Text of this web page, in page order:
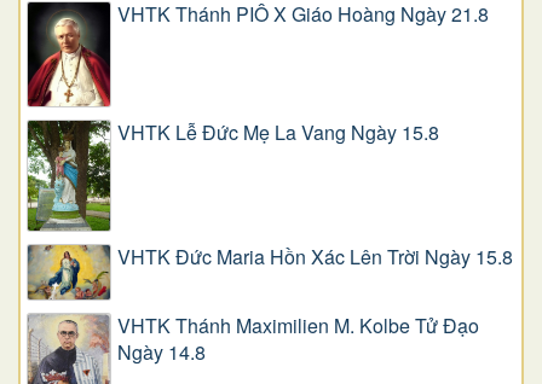
VHTK Thánh PIÔ X Giáo Hoàng Ngày 21.8
VHTK Lễ Đức Mẹ La Vang Ngày 15.8
VHTK Đức Maria Hồn Xác Lên Trời Ngày 15.8
VHTK Thánh Maximilien M. Kolbe Tử Đạo
Ngày 14.8